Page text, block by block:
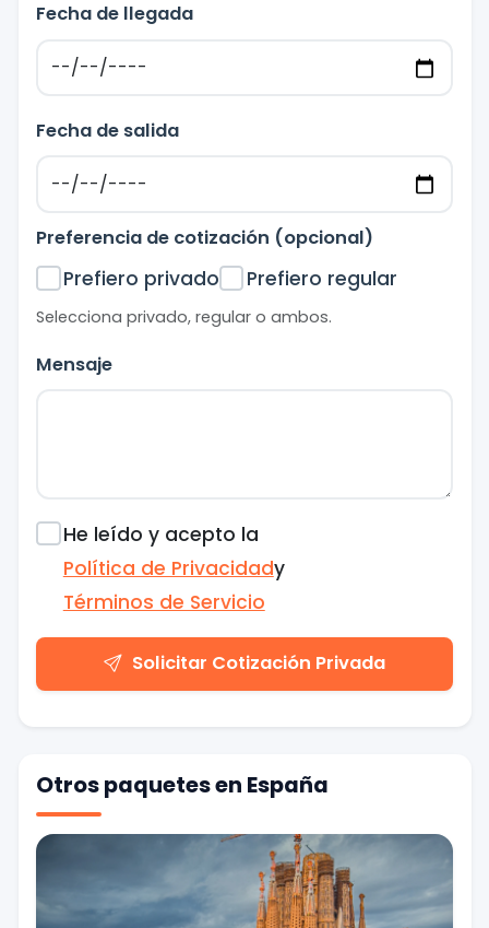
Fecha de llegada
Fecha de salida
Preferencia de cotización (opcional)
Prefiero privado Prefiero regular
Selecciona privado, regular o ambos.
Mensaje
He leído y acepto la
Política de Privacidady
Términos de Servicio
Solicitar Cotización Privada
Otros paquetes en España